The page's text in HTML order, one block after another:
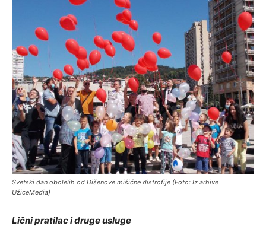
Svetski dan obolelih od Dišenove mišićne distrofije (Foto: Iz arhive
UžiceMedia)
Lični pratilac i druge usluge